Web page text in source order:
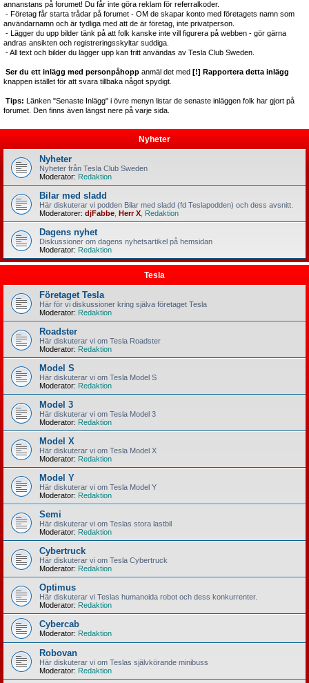
annanstans på forumet! Du får inte göra reklam för referralkoder.
- Företag får starta trådar på forumet - OM de skapar konto med företagets namn som
användarnamn och är tydliga med att de är företag, inte privatperson.
- Lägger du upp bilder tänk på att folk kanske inte vill figurera på webben - gör gärna
andras ansikten och registreringsskyltar suddiga.
- All text och bilder du lägger upp kan fritt användas av Tesla Club Sweden.
Ser du ett inlägg med personpåhopp anmäl det med [!] Rapportera detta inlägg
knappen istället för att svara tillbaka något spydigt.
Tips: Länken "Senaste Inlägg" i övre menyn listar de senaste inläggen folk har gjort på
forumet. Den finns även längst nere på varje sida.
Nyheter
Nyheter
Nyheter från Tesla Club Sweden
Moderator: Redaktion
Bilar med sladd
Här diskuterar vi podden Bilar med sladd (fd Teslapodden) och dess avsnitt.
Moderatorer: djFabbe Herr X Redaktion
Dagens nyhet
Diskussioner om dagens nyhetsartikel på hemsidan
Moderator: Redaktion
Tesla
Företaget Tesla
Här för vi diskussioner kring själva företaget Tesla
Moderator: Redaktion
Roadster
Här diskuterar vi om Tesla Roadster
Moderator: Redaktion
Model S
Här diskuterar vi om Tesla Model S
Moderator: Redaktion
Model 3
Här diskuterar vi om Tesla Model 3
Moderator: Redaktion
Model X
Här diskuterar vi om Tesla Model X
Moderator: Redaktion
Model Y
Här diskuterar vi om Tesla Model Y
Moderator: Redaktion
Semi
Här diskuterar vi om Teslas stora lastbil
Moderator: Redaktion
Cybertruck
Här diskuterar vi om Tesla Cybertruck
Moderator: Redaktion
Optimus
Här diskuterar vi Teslas humanoida robot och dess konkurrenter.
Moderator: Redaktion
Cybercab
Moderator: Redaktion
Robovan
Här diskuterar vi om Teslas självkörande minibuss
Moderator: Redaktion